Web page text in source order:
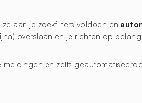
aan je zoekfilters voldoen en
overslaan en je richten op
meldingen en zelfs